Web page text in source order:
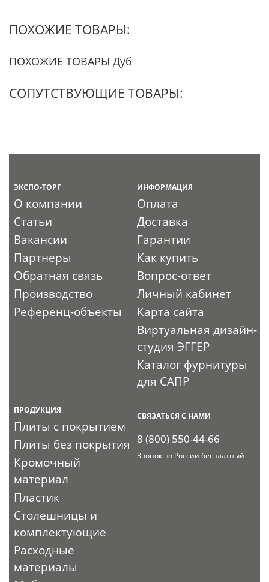
ПОХОЖИЕ ТОВАРЫ:
ПОХОЖИЕ ТОВАРЫ Дуб
СОПУТСТВУЮЩИЕ ТОВАРЫ:
ЭКСПО-ТОРГ
О компании
Статьи
Вакансии
Партнеры
Обратная связь
Производство
Референц-объекты
ИНФОРМАЦИЯ
Оплата
Доставка
Гарантии
Как купить
Вопрос-ответ
Личный кабинет
Карта сайта
Виртуальная дизайн-
студия ЭГГЕР
Каталог фурнитуры
для САПР
ПРОДУКЦИЯ
Плиты с покрытием
Плиты без покрытия
Кромочный
материал
Пластик
Столешницы и
комплектующие
Расходные
материалы
СВЯЗАТЬСЯ С НАМИ
8 (800) 550-44-66
Звонок по России бесплатный